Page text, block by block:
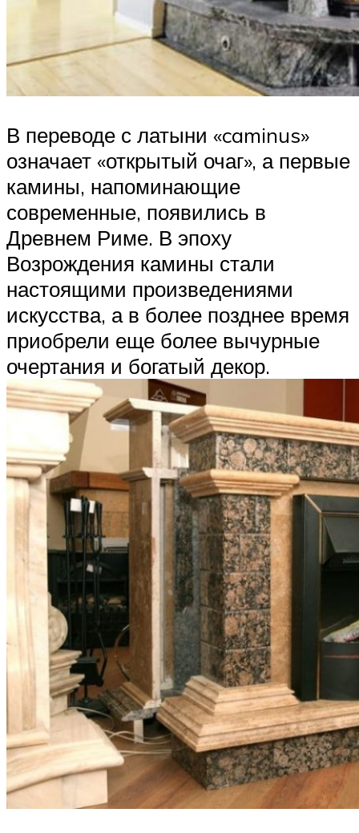
В переводе с латыни «caminus»
означает «открытый очаг», а первые
камины, напоминающие
современные, появились в
Древнем Риме. В эпоху
Возрождения камины стали
настоящими произведениями
искусства, а в более позднее время
приобрели еще более вычурные
очертания и богатый декор.